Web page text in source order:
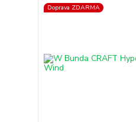
Doprava ZDARMA